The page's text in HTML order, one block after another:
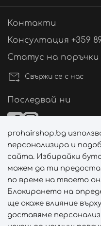
Контакти
Консултация +359
Статус на поръчки
Свържи се с нас
Последвай ни
Начини на плащане
Начини на
prohairshop.bg
персонализира и
сайта. Избирайки
можем да ти
по време на твоето
Блокирането на
ще окаже влияние
доставяме